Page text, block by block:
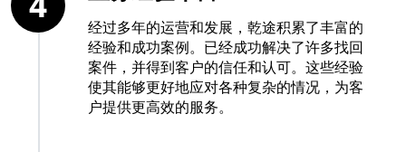
经过多年的运营和发展，乾途积累了丰富的
经验和成功案例。已经成功解决了许多找回
案件，并得到客户的信任和认可。这些经验
使其能够更好地应对各种复杂的情况，为客
户提供更高效的服务。